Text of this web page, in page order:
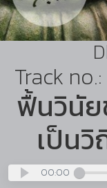
Track
ฟื้นวินัย
เป็น
00:00